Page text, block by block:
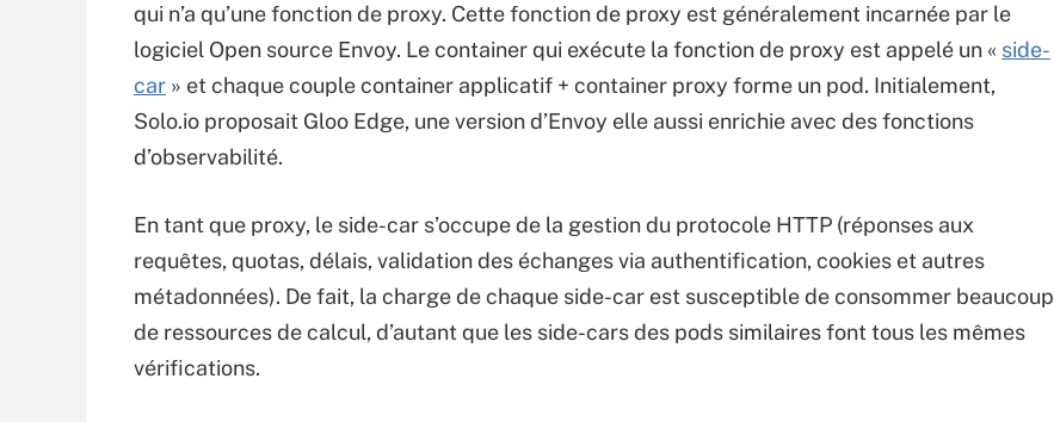
qui n’a qu’une fonction de proxy. Cette fonction de proxy est généralement incarnée par le
logiciel Open source Envoy. Le container qui exécute la fonction de proxy est appelé un « side-
car » et chaque couple container applicatif + container proxy forme un pod. Initialement,
Solo.io proposait Gloo Edge, une version d’Envoy elle aussi enrichie avec des fonctions
d’observabilité.
En tant que proxy, le side-car s’occupe de la gestion du protocole HTTP (réponses aux
requêtes, quotas, délais, validation des échanges via authentification, cookies et autres
métadonnées). De fait, la charge de chaque side-car est susceptible de consommer beaucoup
de ressources de calcul, d’autant que les side-cars des pods similaires font tous les mêmes
vérifications.